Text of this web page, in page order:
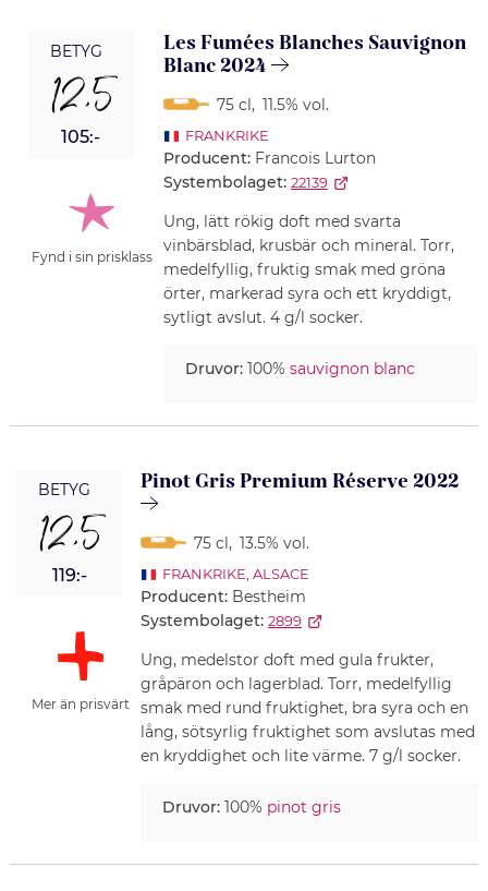
BETYG
12,5
105:-
Fynd i sin prisklass
Les Fumées Blanches Sauvignon
Blanc 2024
75 cl, 11.5% vol.
FRANKRIKE
Producent: Francois Lurton
Systembolaget: 22139
Ung, lätt rökig doft med svarta
vinbärsblad, krusbär och mineral. Torr,
medelfyllig, fruktig smak med gröna
örter, markerad syra och ett kryddigt,
sytligt avslut. 4 g/l socker.
Druvor:100% sauvignon blanc
BETYG
12,5
119:-
Mer än prisvärt
Pinot Gris Premium Réserve 2022
75 cl, 13.5% vol.
FRANKRIKE ALSACE
Producent: Bestheim
Systembolaget: 2899
Ung, medelstor doft med gula frukter,
gråpäron och lagerblad. Torr, medelfyllig
smak med rund fruktighet, bra syra och en
lång, sötsyrlig fruktighet som avslutas med
en kryddighet och lite värme. 7 g/l socker.
Druvor:100% pinot gris